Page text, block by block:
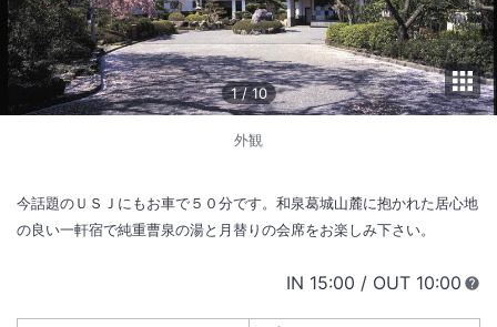
1 /10
外観
今話題のＵＳＪにもお車で５０分です。和泉葛城山麓に抱かれた居心地
の良い一軒宿で純重曹泉の湯と月替りの会席をお楽しみ下さい。
IN チェックイン
15:00 / OUT チェック
10:00